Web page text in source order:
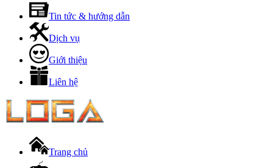
Tin tức & hướng dẫn
Dịch vụ
Giới thiệu
Liên hệ
Trang chủ